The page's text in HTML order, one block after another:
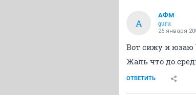
А
АФМ
guru
26 января
Вот сижу и юзаю
Жаль что до
ОТВЕТИТЬ